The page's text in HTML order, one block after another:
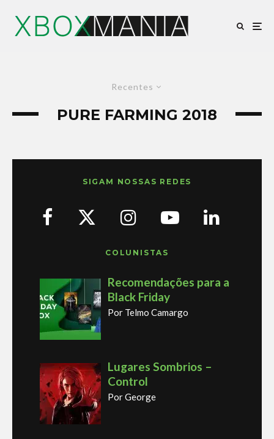
Recentes
PURE FARMING 2018
SIGAM NOSSAS REDES
COLUNISTAS
Recomendações para a
Black Friday
Por Telmo Camargo
Lugares Sombrios –
Control
Por George